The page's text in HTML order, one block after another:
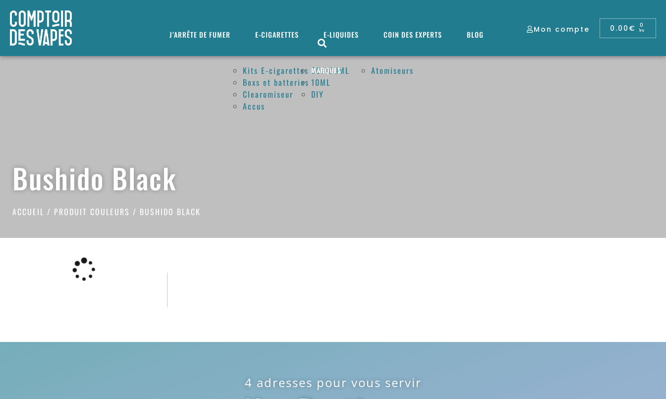
J’ARRÊTE DE FUMER E-CIGARETTES
Kits E-cigarettes
Boxs et batteries
Clearomiseur
Accus
E-LIQUIDES
50/100ML
10ML
DIY
COIN DES EXPERTS
Atomiseurs
BLOG
MARQUES
Mon compte 0.00 € 0
Bushido Black
ACCUEIL / PRODUIT COULEURS / BUSHIDO BLACK
4 adresses pour vous servir